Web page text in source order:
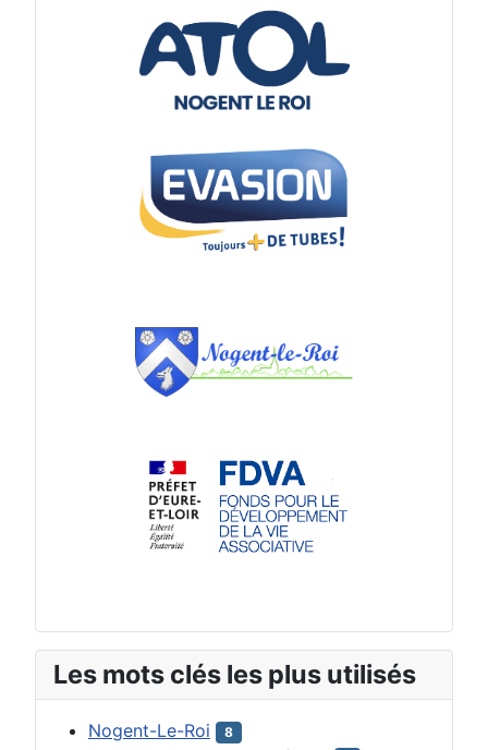
Les mots clés les plus utilisés
Nogent-Le-Roi 8